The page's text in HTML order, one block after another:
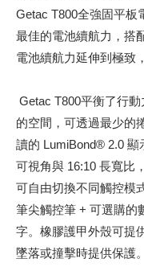
Getac T800全強固平板
最佳的電池續航力，搭
電池續航力延伸到極致
Getac T800平衡了行
的空間，可透過最少的
讀的 LumiBond® 2.0 顯
可視角與 16:10 長寬比
可自由切換不同觸控模
筆尖觸控筆 + 可選購的
字。橡膠護甲外殼可提
墜落或撞擊時提供保護。